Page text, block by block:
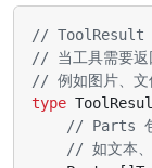
// ToolResult
// 当工具需要返
// 例如图片、文
type
// Parts 包
// 如文本、